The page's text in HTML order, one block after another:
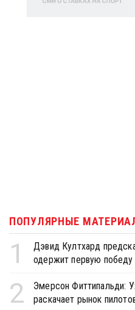
ПОПУЛЯРНЫЕ
1
Дэвид Култхард
одержит первую
2
Эмерсон Фиттипальди:
раскачает рынок